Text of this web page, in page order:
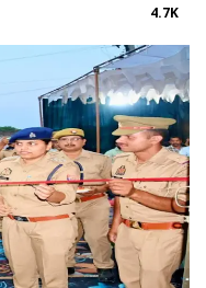
4.7K